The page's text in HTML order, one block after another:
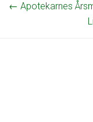
← Apotekarnes